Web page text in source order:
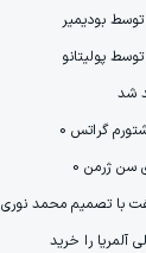
توسط بودیمیر
پولیتانو
شد
با تصمیم محمد نوری
آلمریا را خرید